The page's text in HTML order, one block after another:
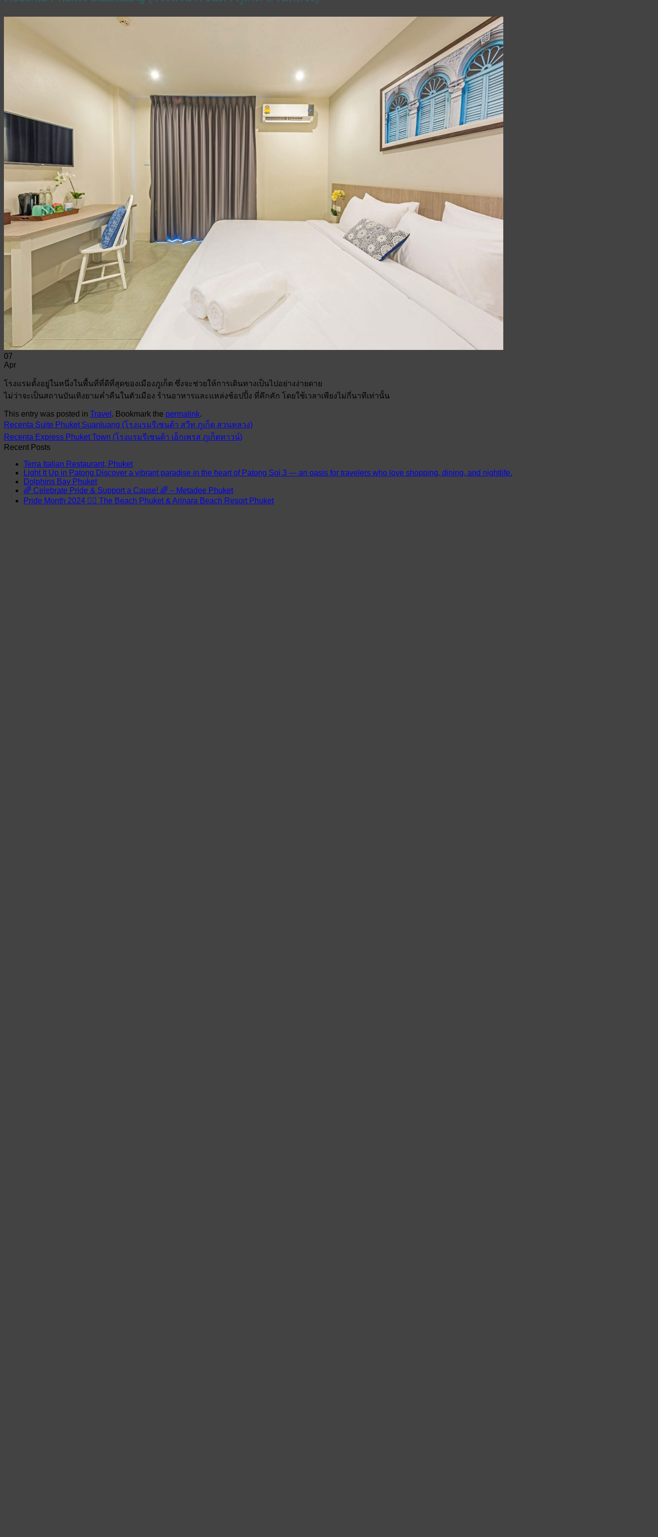
07
Apr
โรงแรมตั้งอยู่ในหนึ่งในพื้นที่ที่ดีที่สุดของเมืองภูเก็ต ซึ่งจะช่วยให้การเดินทางเป็นไปอย่างง่ายดาย
ไม่ว่าจะเป็นสถานบันเทิงยามค่ำคืนในตัวเมือง ร้านอาหารและแหล่งช้อปปิ้ง ที่คึกคัก โดยใช้เวลาเพียงไม่กี่นาทีเท่านั้น
This entry was posted in Travel . Bookmark the permalink.
Recenta Suite Phuket Suanluang (โรงแรมรีเซนต้า สวีท ภูเก็ต สวนหลวง)
Recenta Express Phuket Town (โรงแรมรีเซนต้า เอ็กเพรส ภูเก็ตทาวน์)
Recent Posts
Terra Italian Restaurant, Phuket
Light It Up in Patong Discover a vibrant paradise in the heart of Patong Soi 3 — an oasis for travelers who love shopping, dining, and nightlife.
Dolphins Bay Phuket
🌈 Celebrate Pride & Support a Cause! 🌈 – Metadee Phuket
Pride Month 2024 🏳️‍🌈 The Beach Phuket & Arinara Beach Resort Phuket